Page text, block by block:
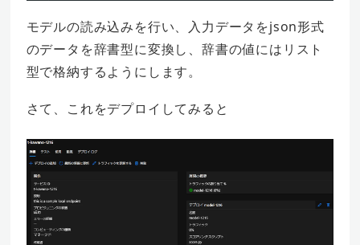
モデルの読み込みを行い、入力データをjson形式
のデータを辞書型に変換し、辞書の値にはリスト
型で格納するようにします。
さて、これをデプロイしてみると